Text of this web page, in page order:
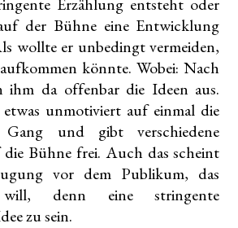
Erzählung entsteht oder
der Bühne eine Entwicklung
wollte er unbedingt vermeiden,
könnte. Wobei: Nach
ihm da offenbar die Ideen aus.
unmotiviert auf einmal die
und gibt verschiedene
die Bühne frei. Auch das scheint
vor dem Publikum, das
will, denn eine stringente
zu sein.